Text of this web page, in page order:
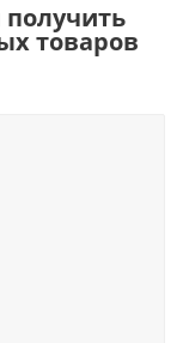
получить
товаров